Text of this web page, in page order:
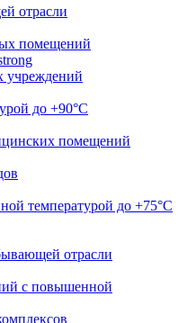
отрасли
помещений
учреждений
до +90°С
помещений
температурой до +75°C
отрасли
с повышенной